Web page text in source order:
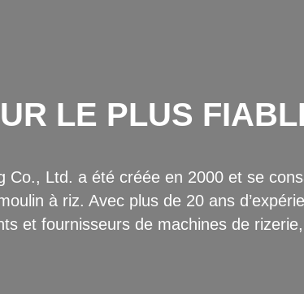
LE PLUS
Co., Ltd. a été créée en 2000 et se
à riz. Avec plus de 20 ans
et fournisseurs de machines de